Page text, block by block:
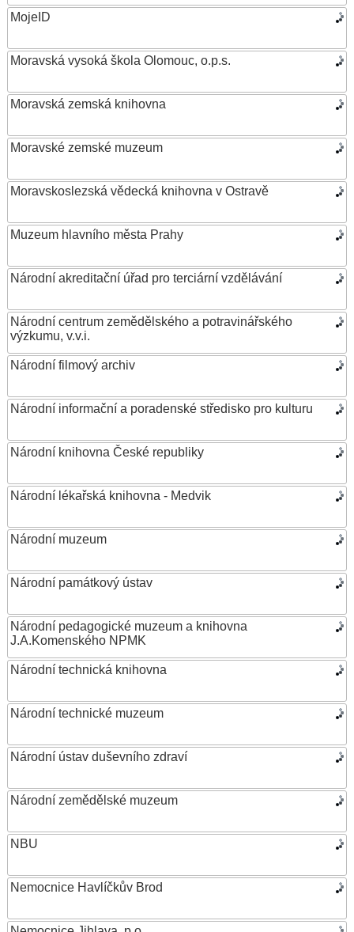
MojeID
Moravská vysoká škola Olomouc, o.p.s.
Moravská zemská knihovna
Moravské zemské muzeum
Moravskoslezská vědecká knihovna v Ostravě
Muzeum hlavního města Prahy
Národní akreditační úřad pro terciární vzdělávání
Národní centrum zemědělského a potravinářského
výzkumu, v.v.i.
Národní filmový archiv
Národní informační a poradenské středisko pro kulturu
Národní knihovna České republiky
Národní lékařská knihovna - Medvik
Národní muzeum
Národní památkový ústav
Národní pedagogické muzeum a knihovna
J.A.Komenského NPMK
Národní technická knihovna
Národní technické muzeum
Národní ústav duševního zdraví
Národní zemědělské muzeum
NBU
Nemocnice Havlíčkův Brod